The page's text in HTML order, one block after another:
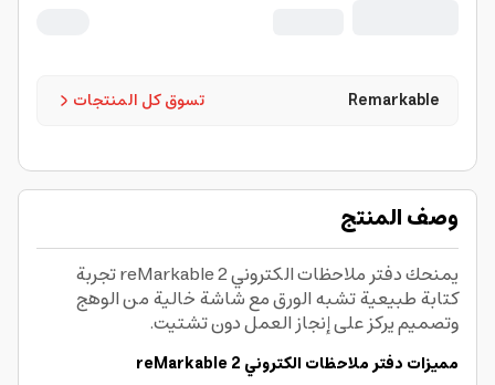
تسوق كل المنتجات Remarkable
وصف المنتج
يمنحك دفتر ملاحظات الكتروني reMarkable 2 تجربة
كتابة طبيعية تشبه الورق مع شاشة خالية من الوهج
وتصميم يركز على إنجاز العمل دون تشتيت.
مميزات دفتر ملاحظات الكتروني reMarkable 2